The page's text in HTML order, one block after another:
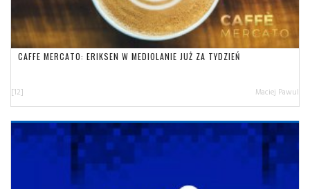
CAFFE MERCATO: ERIKSEN W MEDIOLANIE JUŻ ZA TYDZIEŃ
[12] Maciej Pawul